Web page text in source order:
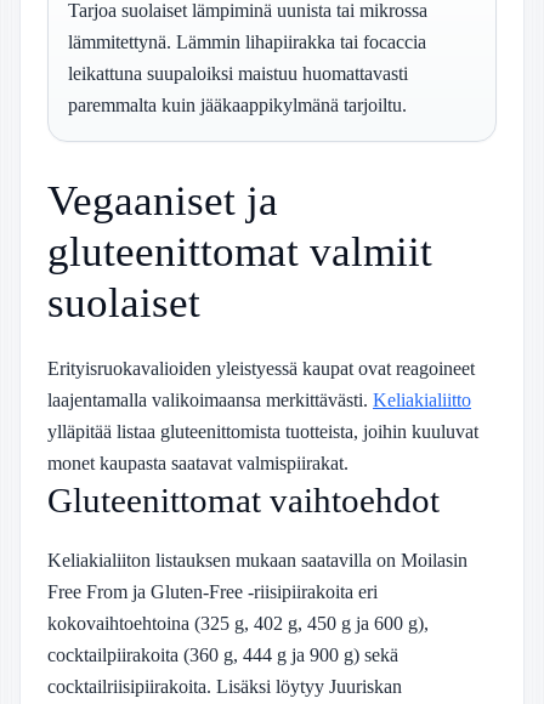
Tarjoa suolaiset lämpiminä uunista tai mikrossa
lämmitettynä. Lämmin lihapiirakka tai focaccia
leikattuna suupaloiksi maistuu huomattavasti
paremmalta kuin jääkaappikylmänä tarjoiltu.
Vegaaniset ja
gluteenittomat valmiit
suolaiset
Erityisruokavalioiden yleistyessä kaupat ovat reagoineet
laajentamalla valikoimaansa merkittävästi. Keliakialiitto
ylläpitää listaa gluteenittomista tuotteista, joihin kuuluvat
monet kaupasta saatavat valmispiirakat.
Gluteenittomat vaihtoehdot
Keliakialiiton listauksen mukaan saatavilla on Moilasin
Free From ja Gluten-Free -riisipiirakoita eri
kokovaihtoehtoina (325 g, 402 g, 450 g ja 600 g),
cocktailpiirakoita (360 g, 444 g ja 900 g) sekä
cocktailriisipiirakoita. Lisäksi löytyy Juuriskan